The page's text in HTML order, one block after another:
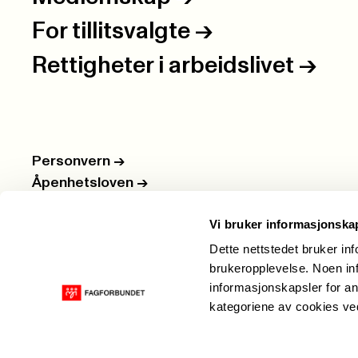
Vi bruker
Dette nettstedet bruker
brukeropplevelse. Noen
informasjonskapsler for
kategoriene av cookies
For tillitsvalgte ->
Rettigheter i arbeidslivet ->
Personvern ->
Åpenhetsloven ->